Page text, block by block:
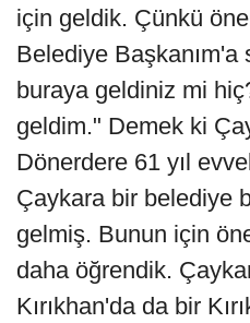
için geldik. Çünkü
Belediye Başkanım'a
buraya geldiniz mi
geldim." Demek ki
Dönerdere 61 yıl
Çaykara bir belediye
gelmiş. Bunun için
daha öğrendik.
Kırıkhan'da da bir